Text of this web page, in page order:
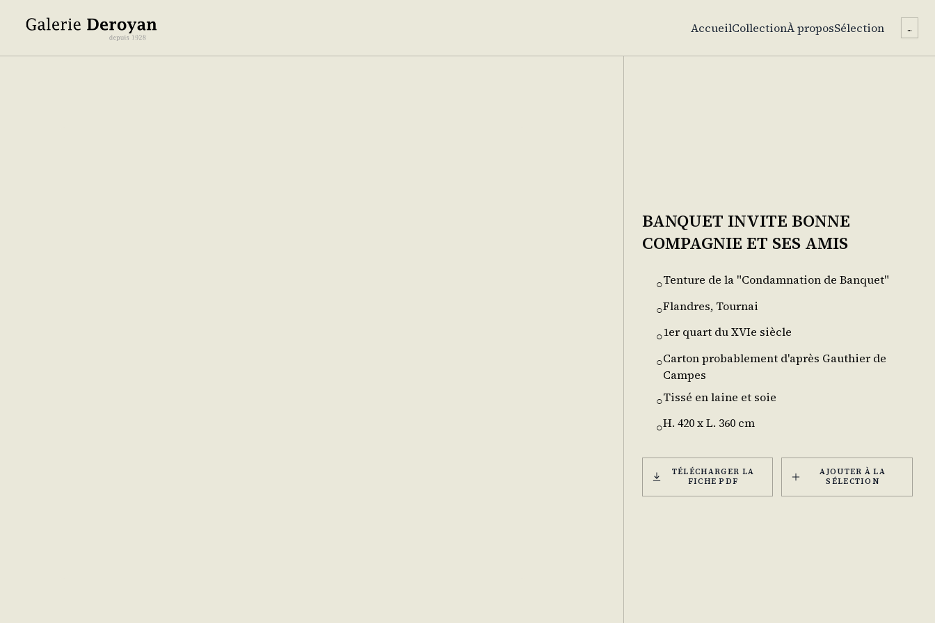
AccueilCollectionÀ proposSélection ...
BANQUET INVITE BONNE
COMPAGNIE ET SES AMIS
○Tenture de la "Condamnation de Banquet"
○Flandres, Tournai
○1er quart du XVIe siècle
○Carton probablement d'après Gauthier de
Campes
○Tissé en laine et soie
○H. 420 x L. 360 cm
TÉLÉCHARGER LA
FICHE PDF
AJOUTER À LA
SÉLECTION